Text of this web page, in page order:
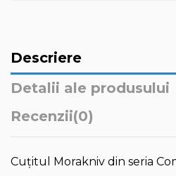
Descriere
Detalii ale produsului
Recenzii(0)
Cuţitul Morakniv din seria